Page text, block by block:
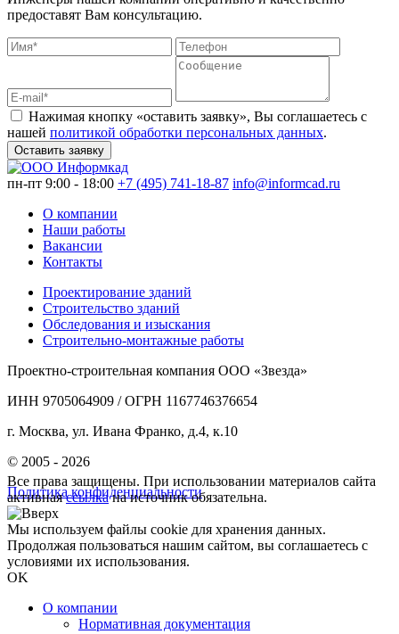
предоставят Вам консультацию.
Нажимая кнопку «оставить заявку», Вы соглашаетесь с
нашей политикой обработки персональных данных.
Оставить заявку
пн-пт 9:00 - 18:00 +7 (495) 741-18-87 info@informcad.ru
О компании
Наши работы
Вакансии
Контакты
Проектирование зданий
Строительство зданий
Обследования и изыскания
Строительно-монтажные работы
Проектно-строительная компания ООО «Звезда»
ИНН 9705064909 / ОГРН 1167746376654
г. Москва, ул. Ивана Франко, д.4, к.10
© 2005 - 2026
Политика конфиденциальности
Все права защищены. При использовании материалов сайта
активнаяссылкана источник обязательна.
Мы используем файлы cookie для хранения данных.
Продолжая пользоваться нашим сайтом, вы соглашаетесь с
условиями их использования.
OK
О компании
Нормативная документация